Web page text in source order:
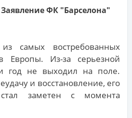
Заявление ФК "Барселона"
самых востребованных
Европы. Из-за серьезной
год не выходил на поле.
и восстановление, его
заметен с момента